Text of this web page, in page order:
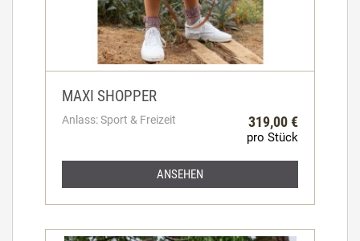
MAXI SHOPPER
Anlass: Sport & Freizeit 319,00 €
pro Stück
ANSEHEN